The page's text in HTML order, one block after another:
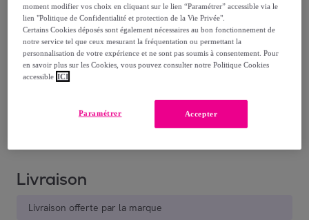
Reprise possible de votre ancien produit,
voir les conditions.
The Concept Factory
Livraison
Livraison offerte par la marque
moment modifier vos choix en cliquant sur le lien “Paramétrer” accessible via le
lien "Politique de Confidentialité et protection de la Vie Privée".
Certains Cookies déposés sont également nécessaires au bon fonctionnement de
notre service tel que ceux mesurant la fréquentation ou permettant la
personnalisation de votre expérience et ne sont pas soumis à consentement. Pour
en savoir plus sur les Cookies, vous pouvez consulter notre Politique Cookies
accessible ICI
Accepter
Paramétrer